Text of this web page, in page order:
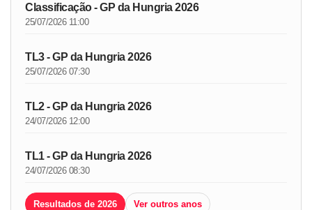
Classificação - GP da Hungria 2026
25/07/2026 11:00
TL3 - GP da Hungria 2026
25/07/2026 07:30
TL2 - GP da Hungria 2026
24/07/2026 12:00
TL1 - GP da Hungria 2026
24/07/2026 08:30
Resultados de 2026 Ver outros anos